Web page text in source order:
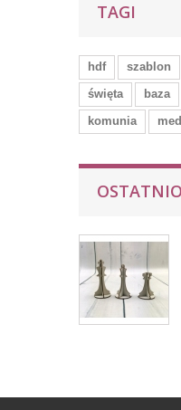
TAGI
hdf szablon
święta
baza
komunia